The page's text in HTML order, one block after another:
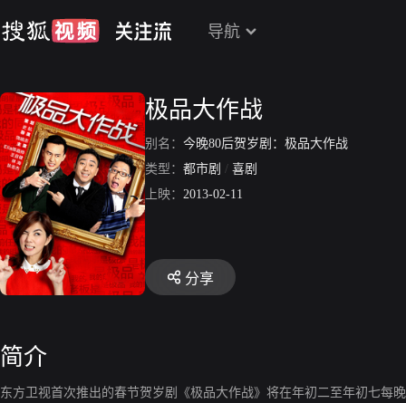
导航
极品大作战
别名： 今晚80后贺岁剧：极品大作战
类型： 都市剧 / 喜剧
上映： 2013-02-11
分享
简介
东方卫视首次推出的春节贺岁剧《极品大作战》将在年初二至年初七每